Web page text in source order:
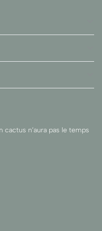
cactus n’aura pas le temps